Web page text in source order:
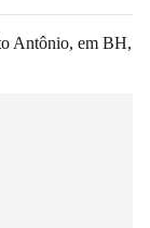
Antônio, em BH,